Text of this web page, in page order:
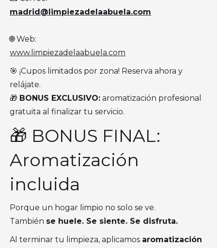
madrid@limpiezadelaabuela.com
🌐 Web:
www.limpiezadelaabuela.com
🎯 ¡Cupos limitados por zona! Reserva ahora y
relájate.
🎁 BONUS EXCLUSIVO: aromatización profesional
gratuita al finalizar tu servicio.
🎁 BONUS FINAL:
Aromatización
incluida
Porque un hogar limpio no solo se ve.
También se huele. Se siente. Se disfruta.
Al terminar tu limpieza, aplicamos aromatización